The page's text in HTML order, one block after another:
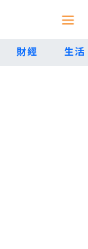
財經 生活